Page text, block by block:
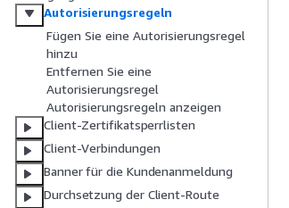
Autorisierungsregeln
Fügen Sie eine Autorisierungsregel
hinzu
Entfernen Sie eine
Autorisierungsregel
Autorisierungsregeln anzeigen
Client-Zertifikatsperrlisten
Client-Verbindungen
Banner für die Kundenanmeldung
Durchsetzung der Client-Route